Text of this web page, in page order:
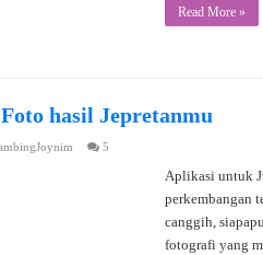
Read More »
hasil Jepretanmu
5
Aplikasi untuk
perkembangan
canggih,
fotografi yang